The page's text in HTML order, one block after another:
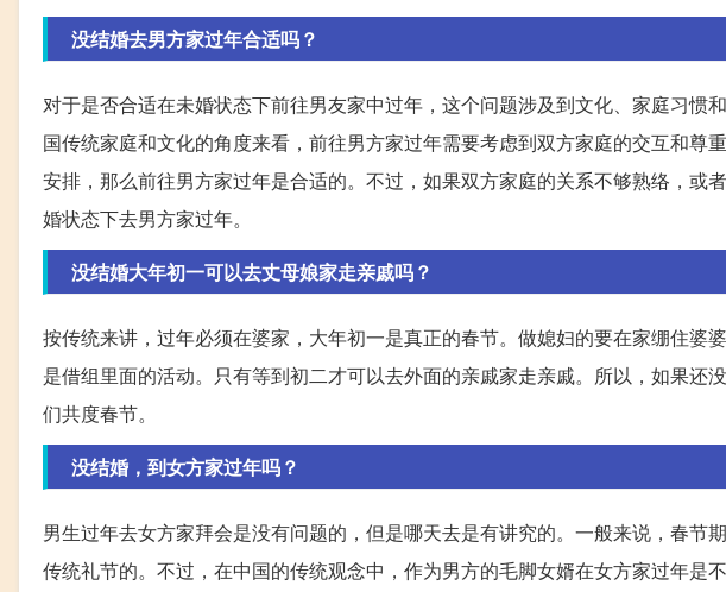
没结婚去男方家过年合适吗？
对于是否合适在未婚状态下前往男友家中过年，这个问题涉及到文化、家庭习惯
国传统家庭和文化的角度来看，前往男方家过年需要考虑到双方家庭的交互和尊
安排，那么前往男方家过年是合适的。不过，如果双方家庭的关系不够熟络，或
婚状态下去男方家过年。
没结婚大年初一可以去丈母娘家走亲戚吗？
按传统来讲，过年必须在婆家，大年初一是真正的春节。做媳妇的要在家绷住婆
是借组里面的活动。只有等到初二才可以去外面的亲戚家走亲戚。所以，如果还
们共度春节。
没结婚，到女方家过年吗？
男生过年去女方家拜会是没有问题的，但是哪天去是有讲究的。一般来说，春节
传统礼节的。不过，在中国的传统观念中，作为男方的毛脚女婿在女方家过年是